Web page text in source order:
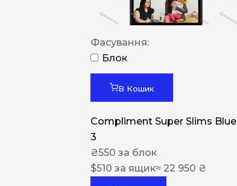
Фасування:
Блок
В Кошик
Compliment Super Slims Blue
3
₴550 за блок
$510 за ящик≈ 22 950 ₴